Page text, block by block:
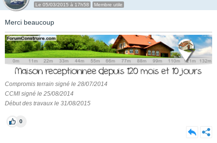
Le 05/03/2015 à 17h58 Membre utile
Merci beaucoup
Compromis terrain signé le 28/07/2014
CCMI signé le 25/08/2014
Début des travaux le 31/08/2015
0